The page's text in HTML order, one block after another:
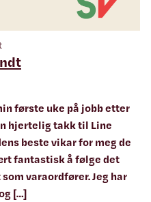
første uke på jobb etter
hjertelig takk til Line
beste vikar for meg de
fantastisk å følge det
varaordfører. Jeg har
[…]